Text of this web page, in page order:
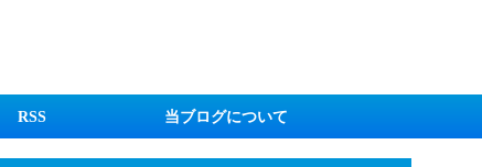
RSS 当ブログについて